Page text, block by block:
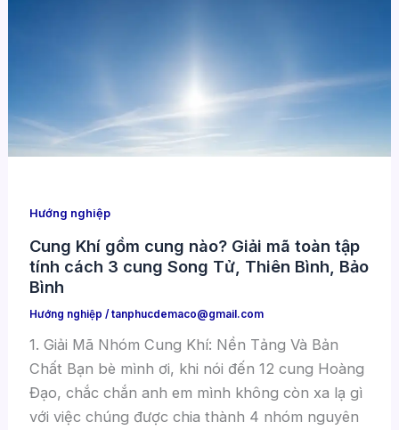
Hướng nghiệp
Cung Khí gồm cung nào? Giải mã toàn tập
tính cách 3 cung Song Tử, Thiên Bình, Bảo
Bình
Hướng nghiệp /tanphucdemaco@gmail.com
1. Giải Mã Nhóm Cung Khí: Nền Tảng Và Bản
Chất Bạn bè mình ơi, khi nói đến 12 cung Hoàng
Đạo, chắc chắn anh em mình không còn xa lạ gì
với việc chúng được chia thành 4 nhóm nguyên